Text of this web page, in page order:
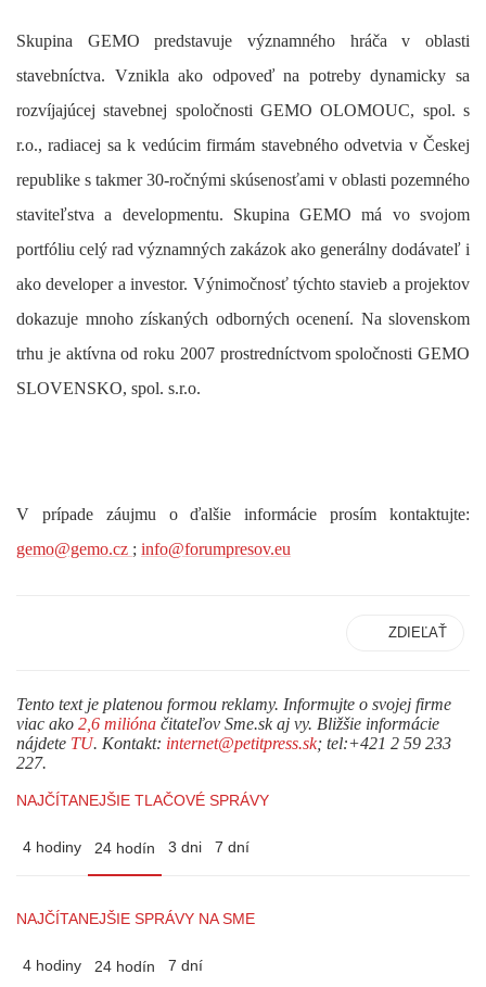
Skupina GEMO predstavuje významného hráča v oblasti
stavebníctva. Vznikla ako odpoveď na potreby dynamicky sa
rozvíjajúcej stavebnej spoločnosti GEMO OLOMOUC, spol. s
r.o., radiacej sa k vedúcim firmám stavebného odvetvia v Českej
republike s takmer 30-ročnými skúsenosťami v oblasti pozemného
staviteľstva a developmentu. Skupina GEMO má vo svojom
portfóliu celý rad významných zakázok ako generálny dodávateľ i
ako developer a investor. Výnimočnosť týchto stavieb a projektov
dokazuje mnoho získaných odborných ocenení. Na slovenskom
trhu je aktívna od roku 2007 prostredníctvom spoločnosti GEMO
SLOVENSKO, spol. s.r.o.
V prípade záujmu o ďalšie informácie prosím kontaktujte:
gemo@gemo.cz ; info@forumpresov.eu
ZDIEĽAŤ
Tento text je platenou formou reklamy. Informujte o svojej firme
viac ako 2,6 milióna čitateľov Sme.sk aj vy. Bližšie informácie
nájdete TU. Kontakt: internet@petitpress.sk; tel:+421 2 59 233
227.
NAJČÍTANEJŠIE TLAČOVÉ SPRÁVY
4 hodiny 24 hodín 3 dni 7 dní
NAJČÍTANEJŠIE SPRÁVY NA SME
4 hodiny 24 hodín 7 dní